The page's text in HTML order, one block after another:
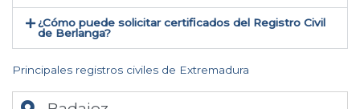
¿Cómo puede solicitar certificados del Registro Civil
de Berlanga​?
Principales registros civiles de Extremadura